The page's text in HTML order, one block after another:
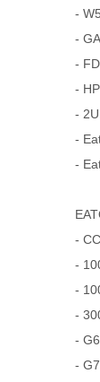
-
-
-
-
-
-
-
-
-
-
-
-
-